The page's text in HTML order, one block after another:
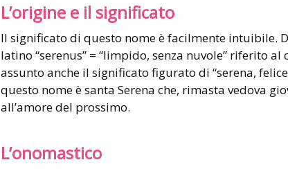
L’origine e il significato
Il significato di questo nome è facilmente intuibile. Deriva infatti dall’aggettivo
latino “serenus” = “limpido, senza nuvole” riferito al
assunto anche il significato figurato di “serena,
questo nome è santa Serena che, rimasta vedova
all’amore del prossimo.
L’onomastico